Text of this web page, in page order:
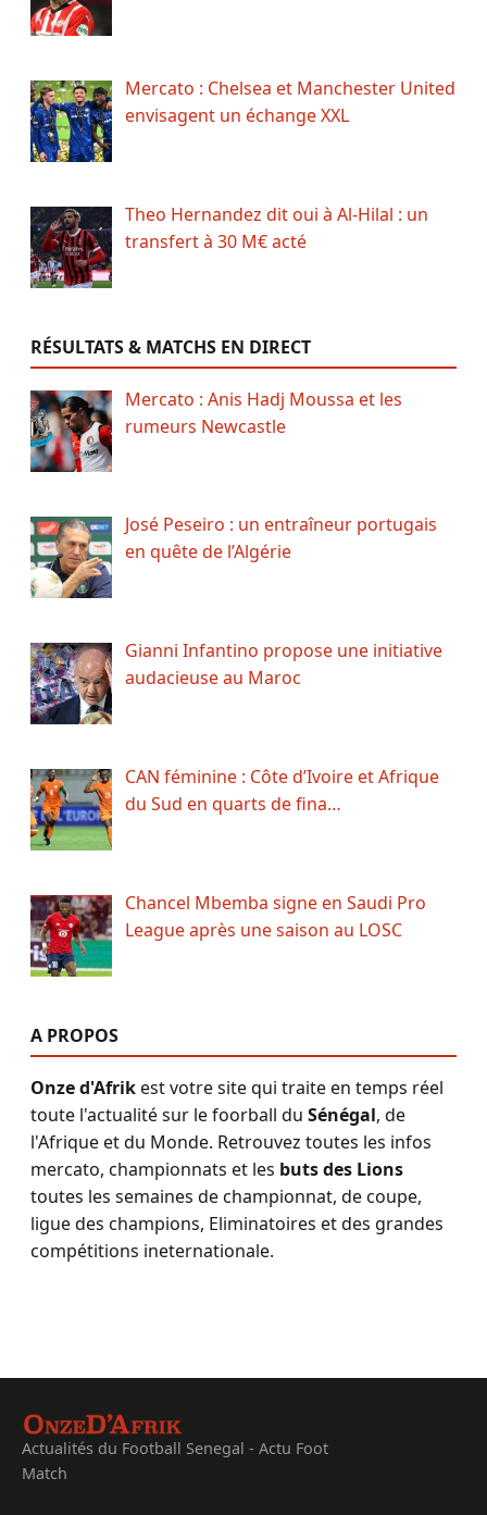
Mercato : Chelsea et Manchester United
envisagent un échange XXL
Theo Hernandez dit oui à Al-Hilal : un
transfert à 30 M€ acté
RÉSULTATS & MATCHS EN DIRECT
Mercato : Anis Hadj Moussa et les
rumeurs Newcastle
José Peseiro : un entraîneur portugais
en quête de l’Algérie
Gianni Infantino propose une initiative
audacieuse au Maroc
CAN féminine : Côte d’Ivoire et Afrique
du Sud en quarts de fina…
Chancel Mbemba signe en Saudi Pro
League après une saison au LOSC
A PROPOS
Onze d'Afrikest votre site qui traite en temps réel
toute l'actualité sur le foorball du Sénégal, de
l'Afrique et du Monde. Retrouvez toutes les infos
mercato, championnats et les buts des Lions
toutes les semaines de championnat, de coupe,
ligue des champions, Eliminatoires et des grandes
compétitions ineternationale.
Actualités du Football Senegal - Actu Foot
Match